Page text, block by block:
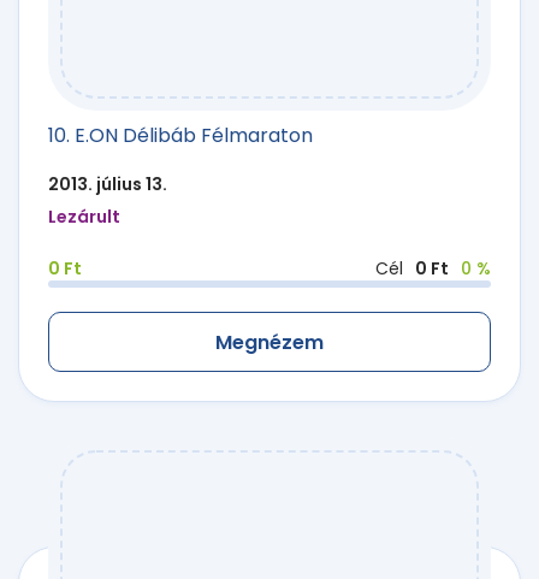
10. E.ON Délibáb Félmaraton
2013. július 13.
Lezárult
0 Ft Cél 0 Ft 0 %
Megnézem